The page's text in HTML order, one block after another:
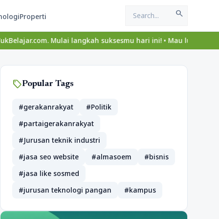
Properti search
langkah suksesmu hari ini! • Mau lulus? Latih dirimu
sellPopular Tags
#gerakanrakyat
#Politik
#partaigerakanrakyat
#Jurusan teknik industri
#jasa seo website
#almasoem
#bisnis
#jasa like sosmed
#jurusan teknologi pangan
#kampus